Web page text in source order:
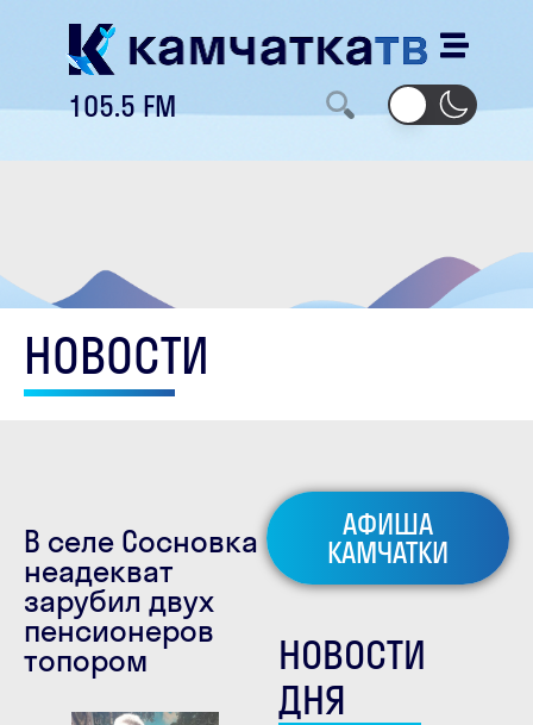
105.5 FM
НОВОСТИ
В селе Сосновка
неадекват
зарубил двух
пенсионеров
топором
АФИША
КАМЧАТКИ
НОВОСТИ
ДНЯ